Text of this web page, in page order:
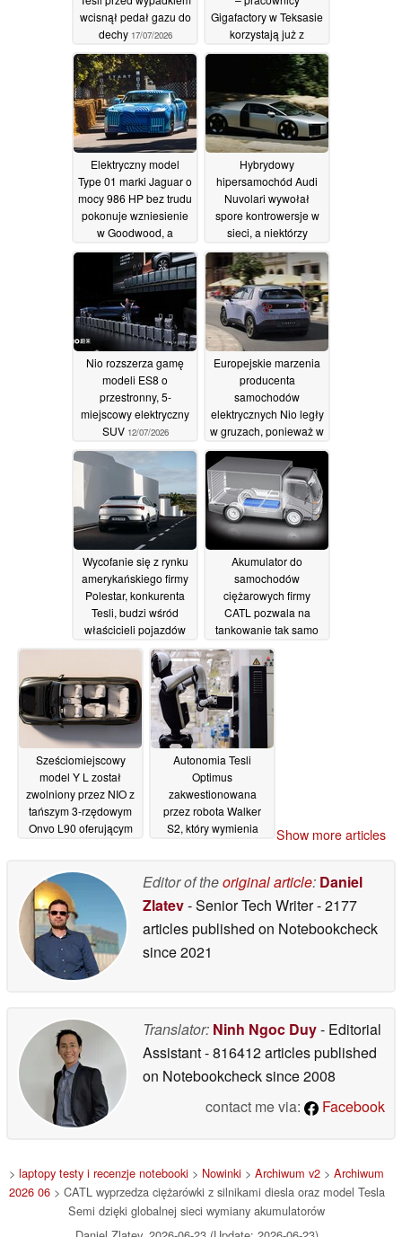
wcisnął pedał gazu do
dechy 17/07/2026
Gigafactory w Teksasie
korzystają już z
przejazdów tym
pojazdem, a ponad
100 robotaksówek jest
gotowych do działania
14/07/2026
Elektryczny model
Type 01 marki Jaguar o
mocy 986 HP bez trudu
pokonuje wzniesienie
w Goodwood, a
miłośnicy motoryzacji
nazywają go „szybką
lodówką”14/07/2026
Hybrydowy
hipersamochód Audi
Nuvolari wywołał
spore kontrowersje w
sieci, a niektórzy
nazywają go
„spłaszczonym
Cybertruckiem”
13/07/2026
Nio rozszerza gamę
modeli ES8 o
przestronny, 5-
miejscowy elektryczny
SUV 12/07/2026
Europejskie marzenia
producenta
samochodów
elektrycznych Nio legły
w gruzach, ponieważ w
tym roku
zarejestrowano w całej
Europie zaledwie 45
samochodów tej marki
12/07/2026
Wycofanie się z rynku
amerykańskiego firmy
Polestar, konkurenta
Tesli, budzi wśród
właścicieli pojazdów
elektrycznych obawy
przed gwałtownym
spadkiem wartości
rynkowej oraz brakiem
długoterminowego
wsparcia 12/07/2026
Akumulator do
samochodów
ciężarowych firmy
CATL pozwala na
tankowanie tak samo
często jak w przypadku
pojazdów
benzynowych, a mimo
to wystarcza na ponad
600 000 mil
Sześciomiejscowy
model Y L został
zwolniony przez NIO z
tańszym 3-rzędowym
Onvo L90 oferującym
Autonomia Tesli
Optimus
zakwestionowana
przez robota Walker
S2, który wymienia
Show more articles
Editor of theoriginal article: Daniel
Zlatev- Senior Tech Writer- 2177
articles published on Notebookcheck
since 2021
Translator: Ninh Ngoc Duy- Editorial
Assistant- 816412 articles published
on Notebookchecksince 2008
contact me via:
Facebook
> laptopy testy i recenzje notebooki > Nowinki > Archiwum v2 > Archiwum
2026 06> CATL wyprzedza ciężarówki z silnikami diesla oraz model Tesla
Semi dzięki globalnej sieci wymiany akumulatorów